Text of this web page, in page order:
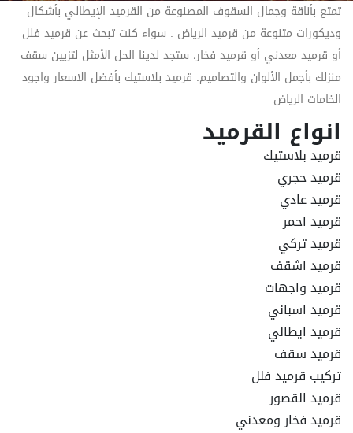
تمتع بأناقة وجمال السقوف المصنوعة من القرميد الإيطالي بأشكال
وديكورات متنوعة من قرميد الرياض . سواء كنت تبحث عن قرميد فلل
أو قرميد معدني أو قرميد فخار، ستجد لدينا الحل الأمثل لتزيين سقف
منزلك بأجمل الألوان والتصاميم. قرميد بلاستيك بأفضل الاسعار واجود
الخامات الرياض
انواع القرميد
قرميد بلاستيك
قرميد حجري
قرميد عادي
قرميد احمر
قرميد تركي
قرميد اشقف
قرميد واجهات
قرميد اسباني
قرميد ايطالي
قرميد سقف
تركيب قرميد فلل
قرميد القصور
قرميد فخار ومعدني